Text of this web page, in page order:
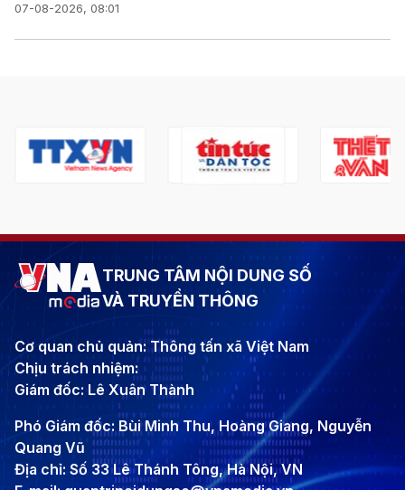
07-08-2026, 08:01
TRUNG TÂM NỘI DUNG SỐ
VÀ TRUYỀN THÔNG
Cơ quan chủ quản: Thông tấn xã Việt Nam
Chịu trách nhiệm:
Giám đốc: Lê Xuân Thành
Phó Giám đốc: Bùi Minh Thu, Hoàng Giang, Nguyễn
Quang Vũ
Địa chỉ: Số 33 Lê Thánh Tông, Hà Nội, VN